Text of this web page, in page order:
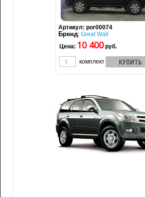
Артикул: por00074
Бренд: Great Wall
Цена: 10 400руб.
комплект